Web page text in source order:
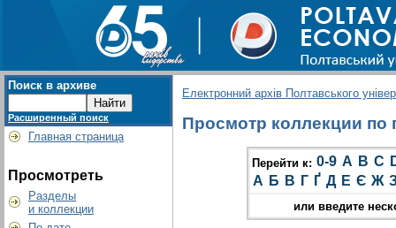
Поиск в архиве
Расширенный поиск
Главная страница
Просмотреть
Разделы
и коллекции
Електронний архів Полтавського
Просмотр коллекции по
Перейти к: 0-9 A B C
А Б В Г Ґ Д Е Є Ж
или введите